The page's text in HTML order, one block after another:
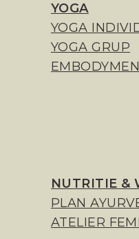
YOGA
YOGA
YOGA GRUP
NUTRITIE &
PLAN
ATELIER